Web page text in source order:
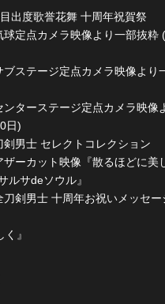
出度歌誉花舞 十周年祝賀祭
球定点カメラ映像より一部抜粋
ブステージ定点カメラ映像より
ンターステージ定点カメラ映像
日)
剣男士 セレクトコレクション
ザーカット映像『散るほどに美
ルサdeソウル』
刀剣男士 十周年お祝いメッセー
』